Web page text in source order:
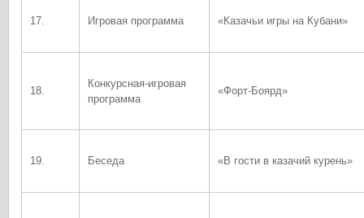
17. Игровая программа «Казачьи игры на Кубани»
18.
Конкурсная-игровая
программа
«Форт-Боярд»
19. Беседа «В гости в казачий курень»